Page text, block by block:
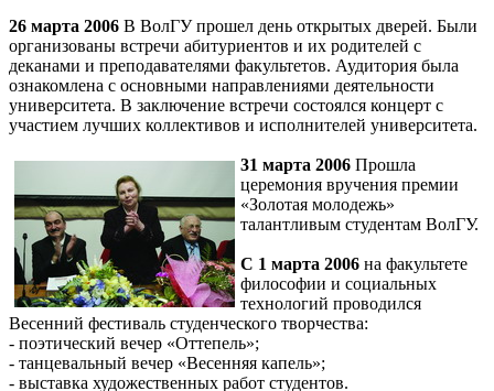
26 марта 2006 В ВолГУ прошел день открытых дверей. Были
организованы встречи абитуриентов и их родителей с
деканами и преподавателями факультетов. Аудитория была
ознакомлена с основными направлениями деятельности
университета. В заключение встречи состоялся концерт с
участием лучших коллективов и исполнителей университета.
31 марта 2006 Прошла
церемония вручения премии
«Золотая молодежь»
талантливым студентам ВолГУ.
С 1 марта 2006 на факультете
философии и социальных
технологий проводился
Весенний фестиваль студенческого творчества:
- поэтический вечер «Оттепель»;
- танцевальный вечер «Весенняя капель»;
- выставка художественных работ студентов.